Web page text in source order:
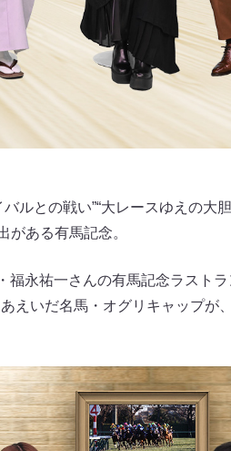
ルとの戦い”“大レースゆえの大
がある有馬記念。
永祐一さんの有馬記念ラスト
えいだ名馬・オグリキャップが